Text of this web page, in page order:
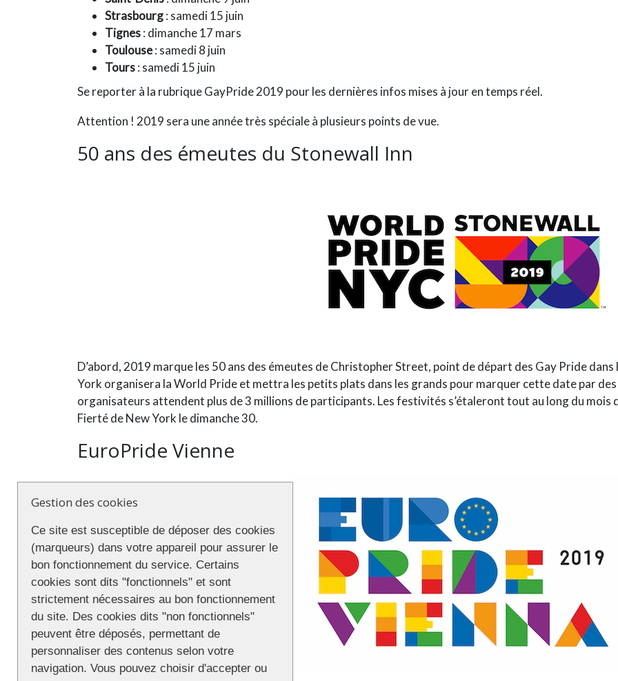
Strasbourg: samedi 15 juin
Tignes: dimanche 17 mars
Toulouse: samedi 8 juin
Tours: samedi 15 juin
Se reporter à la rubriqueGayPride 2019 pour les dernières infos mises à jour en temps réel.
Attention ! 2019 sera une année très spéciale à plusieurs points de vue.
50 ans des émeutes du Stonewall Inn
D’abord, 2019 marque les 50 ans des émeutes de Christopher Street, point de départ des Gay Pride dans
York organisera la World Pride et mettra les petits plats dans les grands pour marquer cette date par des
organisateurs attendent plus de 3 millions de participants. Les festivités s’étaleront tout au long du mois
Fierté de New York le dimanche 30.
EuroPride Vienne
Gestion des cookies
Ce site est susceptible de déposer des cookies
(marqueurs) dans votre appareil pour assurer le
bon fonctionnement du service. Certains
cookies sont dits "fonctionnels" et sont
strictement nécessaires au bon fonctionnement
du site. Des cookies dits "non fonctionnels"
peuvent être déposés, permettant de
personnaliser des contenus selon votre
navigation. Vous pouvez choisir d'accepter ou